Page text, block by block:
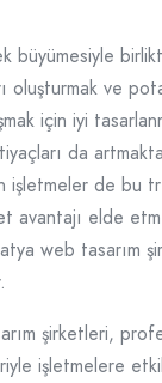
büyümesiyle
oluşturmak ve
için iyi
da
işletmeler de bu
avantajı elde
web tasarım
şirketleri,
işletmelere